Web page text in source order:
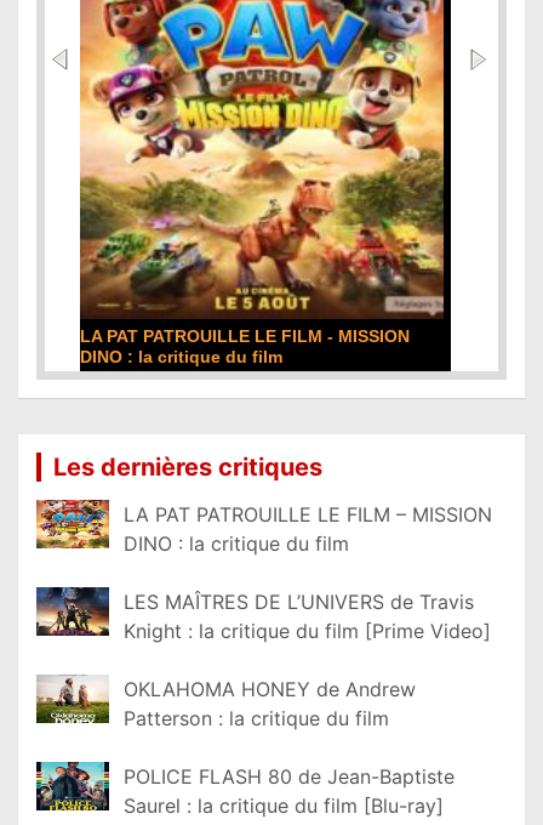
LA PAT PATROUILLE LE FILM - MISSION
DINO : la critique du film
Les dernières critiques
LA PAT PATROUILLE LE FILM – MISSION
DINO : la critique du film
LES MAÎTRES DE L’UNIVERS de Travis
Knight : la critique du film [Prime Video]
OKLAHOMA HONEY de Andrew
Patterson : la critique du film
POLICE FLASH 80 de Jean-Baptiste
Saurel : la critique du film [Blu-ray]